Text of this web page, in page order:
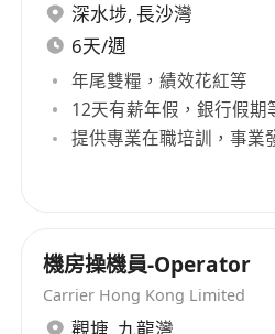
深水埗, 長沙灣
6天/週
年尾雙糧，績效花紅等
12天有薪年假，銀行假期
提供專業在職培訓，事業
機房操機員-Operator
Carrier Hong Kong Limited